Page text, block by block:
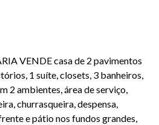
VENDE casa de 2 pavimentos
1 suíte, closets, 3 banheiros,
2 ambientes, área de serviço,
churrasqueira, despensa,
e pátio nos fundos grandes,